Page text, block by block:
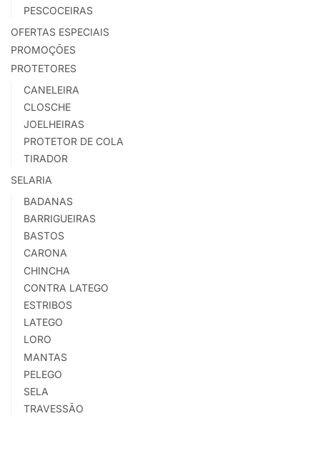
PESCOCEIRAS
OFERTAS ESPECIAIS
PROMOÇÕES
PROTETORES
CANELEIRA
CLOSCHE
JOELHEIRAS
PROTETOR DE COLA
TIRADOR
SELARIA
BADANAS
BARRIGUEIRAS
BASTOS
CARONA
CHINCHA
CONTRA LATEGO
ESTRIBOS
LATEGO
LORO
MANTAS
PELEGO
SELA
TRAVESSÃO